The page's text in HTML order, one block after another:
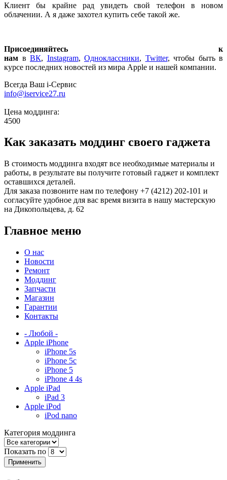
Клиент бы крайне рад увидеть свой телефон в новом
облачении. А я даже захотел купить себе такой же.
Присоединяйтесь к
нам в ВК, Instagram, Одноклассники, Twitter, чтобы быть в
курсе последних новостей из мира Apple и нашей компании.
Всегда Ваш i-Сервис
info@iservice27.ru
Цена моддинга:
4500
Как заказать моддинг своего гаджета
В стоимость моддинга входят все необходимые материалы и
работы, в результате вы получите готовый гаджет и комплект
оставшихся деталей.
Для заказа позвоните нам по телефону +7 (4212) 202-101 и
согласуйте удобное для вас время визита в нашу мастерскую
на Дикопольцева, д. 62
Главное меню
О нас
Новости
Ремонт
Моддинг
Запчасти
Магазин
Гарантии
Контакты
- Любой -
Apple iPhone
iPhone 5s
iPhone 5c
iPhone 5
iPhone 4 4s
Apple iPad
iPad 3
Apple iPod
iPod nano
Категория моддинга
Показать по